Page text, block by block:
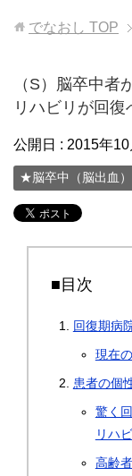
でなおし TOP
（S）脳卒中者
リハビリが回復
公開日 : 2015年10
★脳卒中（脳出血）
■目次
回復期病
現在
患者の個
驚く
リハ
高齢